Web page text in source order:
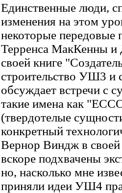
Единственные люди,
изменения на этом
некоторые передовые
Терренса МакКенны
своей книге
строительство УШ3
обсуждает встречи с
такие имена как
(твердотелые
конкретный
Вернор Виндж в своей
вскоре подхвачены
но, насколько мне
приняли идеи УШ4